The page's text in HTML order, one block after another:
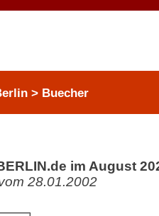
> Buecher
im August
28.01.2002